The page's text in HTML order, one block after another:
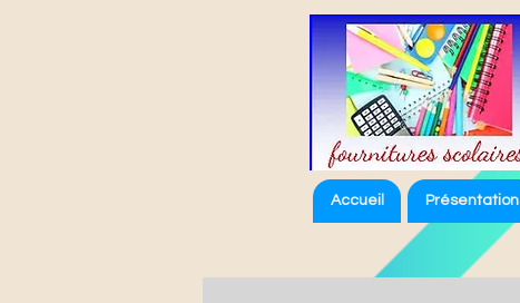
Accueil Présentation